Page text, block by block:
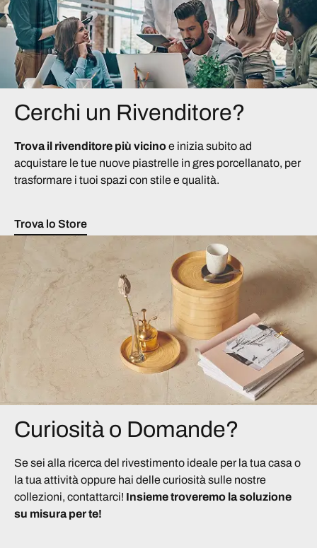
Cerchi un Rivenditore?
Trova il rivenditore più vicinoe inizia subito ad
acquistare le tue nuove piastrelle in gres porcellanato, per
trasformare i tuoi spazi con stile e qualità.
Trova lo Store
Curiosità o Domande?
Se sei alla ricerca del rivestimento ideale per la tua casa o
la tua attività oppure hai delle curiosità sulle nostre
collezioni, contattarci! Insieme troveremo la soluzione
su misura per te!